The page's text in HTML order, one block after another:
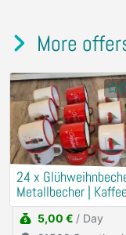
More
24 x
Metallbecher |
|
5,00 € / Day